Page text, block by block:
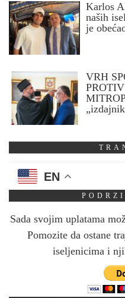
Karlos
naših
je
VRH
EN
Sada svojim uplatama
Pomozite da ostane
iseljenicima i